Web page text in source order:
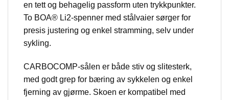
en tett og behagelig passform uten trykkpunkter.
To BOA® Li2-spenner med stålvaier sørger for
presis justering og enkel stramming, selv under
sykling.
CARBOCOMP-sålen er både stiv og slitesterk,
med godt grep for bæring av sykkelen og enkel
fjerning av gjørme. Skoen er kompatibel med